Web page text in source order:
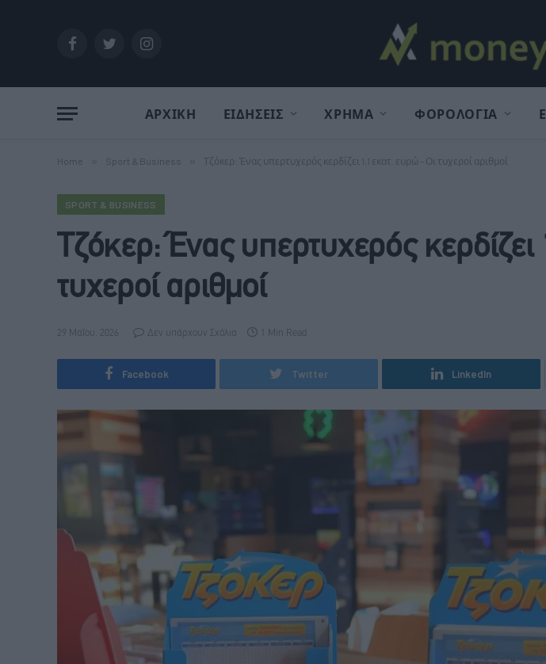
FacebookTwitterInstagram
ΑΡΧΙΚΗ ΕΙΔΗΣΕΙΣ ΧΡΗΜΑ ΦΟΡΟΛΟΓΙΑ
Home Sport & Business Τζόκερ: Ένας υπερτυχερός κερδίζει 1,1 εκατ. ευρώ – Οι τυχεροί αριθμοί
SPORT & BUSINESS
Τζόκερ: Ένας υπερτυχερός
τυχεροί αριθμοί
29 Μαΐου, 2026 Δεν υπάρχουν Σχόλια 1 Min Read
Facebook Twitter LinkedIn